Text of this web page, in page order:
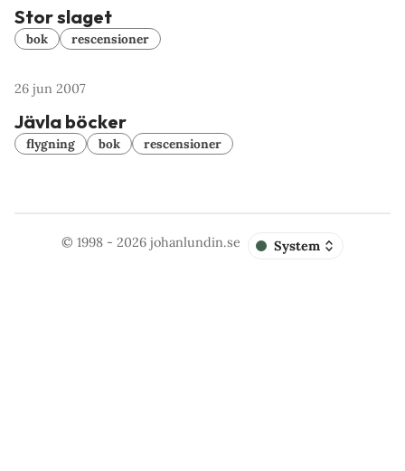
Stor slaget
bok rescensioner
26 jun 2007
Jävla böcker
flygning bok rescensioner
© 1998 - 2026johanlundin.se